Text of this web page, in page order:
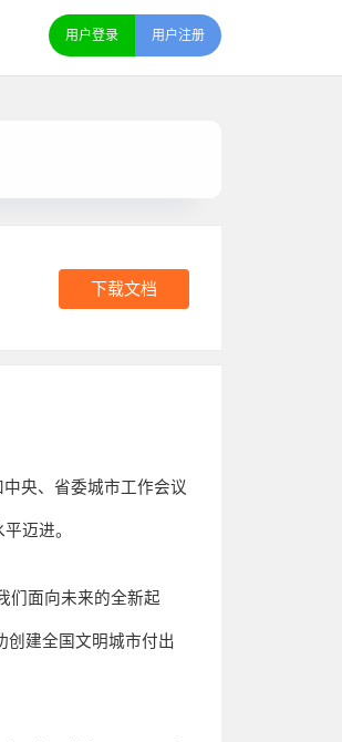
用户登录 用户注册
下载文档
央、省委城市工作会议
迈进。
们面向未来的全新起
创建全国文明城市付出